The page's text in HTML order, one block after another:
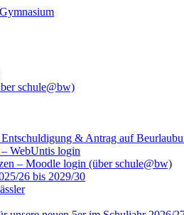
schule@bw)
& Antrag auf
WebUntis login
– Moodle login (über schule@bw)
26 bis 2029/30